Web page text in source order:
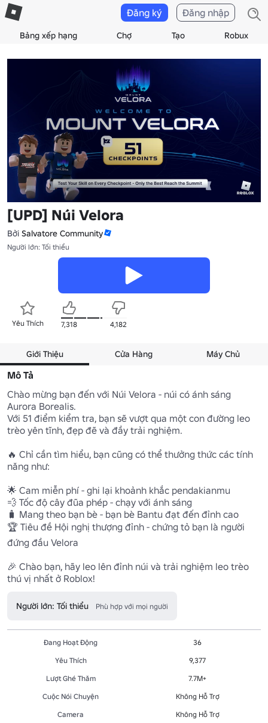
Bảng xếp hạng Chợ Tạo Robux
Đăng ký Đăng nhập
[UPD] Núi Velora
Bởi Salvatore Community
Người lớn: Tối thiểu
Yêu Thích 7,318 4,182
Giới Thiệu Cửa Hàng Máy Chủ
Mô Tả
Chào mừng bạn đến với Núi Velora - núi có ánh sáng
Aurora Borealis.
Với 51 điểm kiểm tra, bạn sẽ vượt qua một con đường leo
trèo yên tĩnh, đẹp đẽ và đầy trải nghiệm.
🔥 Chỉ cần tìm hiểu, bạn cũng có thể thưởng thức các tính
năng như:
🌟 Cam miễn phí - ghi lại khoảnh khắc pendakianmu
💨 Tốc độ cây đũa phép - chạy với ánh sáng
🧳 Mang theo bạn bè - bạn bè Bantu đạt đến đỉnh cao
🏆 Tiêu đề Hội nghị thượng đỉnh - chứng tỏ bạn là người
đứng đầu Velora
🎉 Chào bạn, hãy leo lên đỉnh núi và trải nghiệm leo trèo
thú vị nhất ở Roblox!
Người lớn: Tối thiểu Phù hợp với mọi người
Đang Hoạt Động
36
Yêu Thích
9,377
Lượt Ghé Thăm
7.7M+
Cuộc Nói Chuyện
Không Hỗ Trợ
Camera
Không Hỗ Trợ